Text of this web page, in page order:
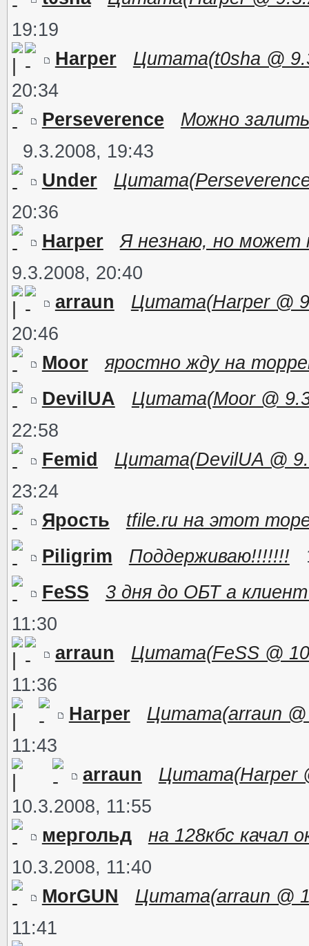
19:19
Harper
Цитата(t0sha @
20:34
Perseverence
Можно
9.3.2008, 19:43
Under
20:36
Harper
Я незнаю, но может
9.3.2008, 20:40
arraun
Цитата(Harper @
20:46
Moor
яростно жду на
DevilUA
Цитата(Moor @
22:58
Femid
Цитата(DevilUA @
23:24
Ярость
tfile.ru на этот
Piligrim
Поддерживаю!!!!!!!
FeSS
3 дня до ОБТ а
11:30
arraun
Цитата(FeSS @
11:36
Harper
Цитата(arraun @
11:43
arraun
Цитата(Harper
10.3.2008, 11:55
мергольд
на 128кбс качал
10.3.2008, 11:40
MorGUN
Цитата(arraun @
11:41